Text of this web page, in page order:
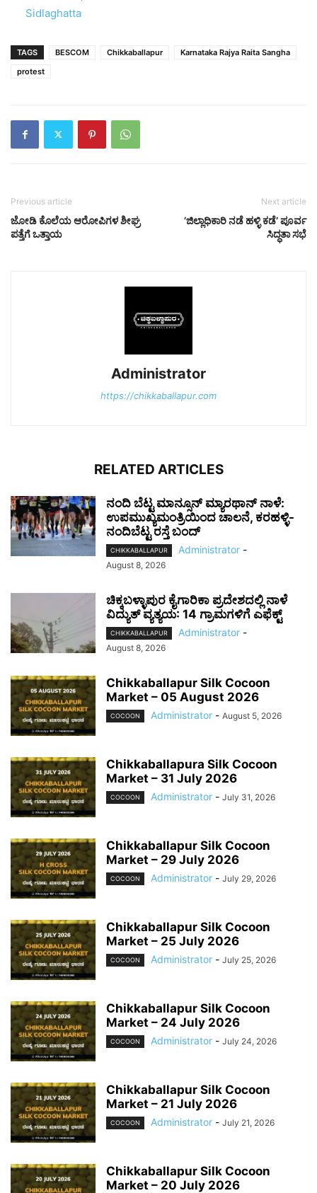
In relation to
Sidlaghatta
TAGS BESCOM Chikkaballapur
Karnataka Rajya Raita Sangha
protest
Previous article
ಜೋಡಿ ಕೊಲೆಯ ಆರೋಪಿಗಳ ಶೀಘ್ರ
ಪತ್ತೆಗೆ ಒತ್ತಾಯ
Next article
’ಜಿಲ್ಲಾಧಿಕಾರಿ ನಡೆ ಹಳ್ಳಿ ಕಡೆ’ ಪೂರ್ವ
ಸಿದ್ಧತಾ ಸಭೆ
Administrator
https://chikkaballapur.com
RELATED ARTICLES
ನಂದಿ ಬೆಟ್ಟ ಮಾನ್ಸೂನ್ ಮ್ಯಾರಥಾನ್ ನಾಳೆ:
ಉಪಮುಖ್ಯಮಂತ್ರಿಯಿಂದ ಚಾಲನೆ, ಕರಹಳ್ಳಿ-
ನಂದಿಬೆಟ್ಟ ರಸ್ತೆ ಬಂದ್
CHIKKABALLAPUR Administrator -
August 8, 2026
ಚಿಕ್ಕಬಳ್ಳಾಪುರ ಕೈಗಾರಿಕಾ ಪ್ರದೇಶದಲ್ಲಿ ನಾಳೆ
ವಿದ್ಯುತ್ ವ್ಯತ್ಯಯ: 14 ಗ್ರಾಮಗಳಿಗೆ ಎಫೆಕ್ಟ್
CHIKKABALLAPUR Administrator -
August 8, 2026
Chikkaballapur Silk Cocoon
Market – 05 August 2026
COCOON Administrator - August 5, 2026
Chikkaballapura Silk Cocoon
Market – 31 July 2026
COCOON Administrator - July 31, 2026
Chikkaballapur Silk Cocoon
Market – 29 July 2026
COCOON Administrator - July 29, 2026
Chikkaballapur Silk Cocoon
Market – 25 July 2026
COCOON Administrator - July 25, 2026
Chikkaballapur Silk Cocoon
Market – 24 July 2026
COCOON Administrator - July 24, 2026
Chikkaballapur Silk Cocoon
Market – 21 July 2026
COCOON Administrator - July 21, 2026
Chikkaballapur Silk Cocoon
Market – 20 July 2026